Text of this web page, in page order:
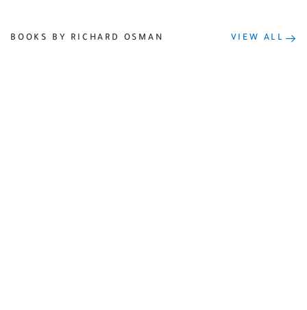
BOOKS BY RICHARD OSMAN VIEW ALL